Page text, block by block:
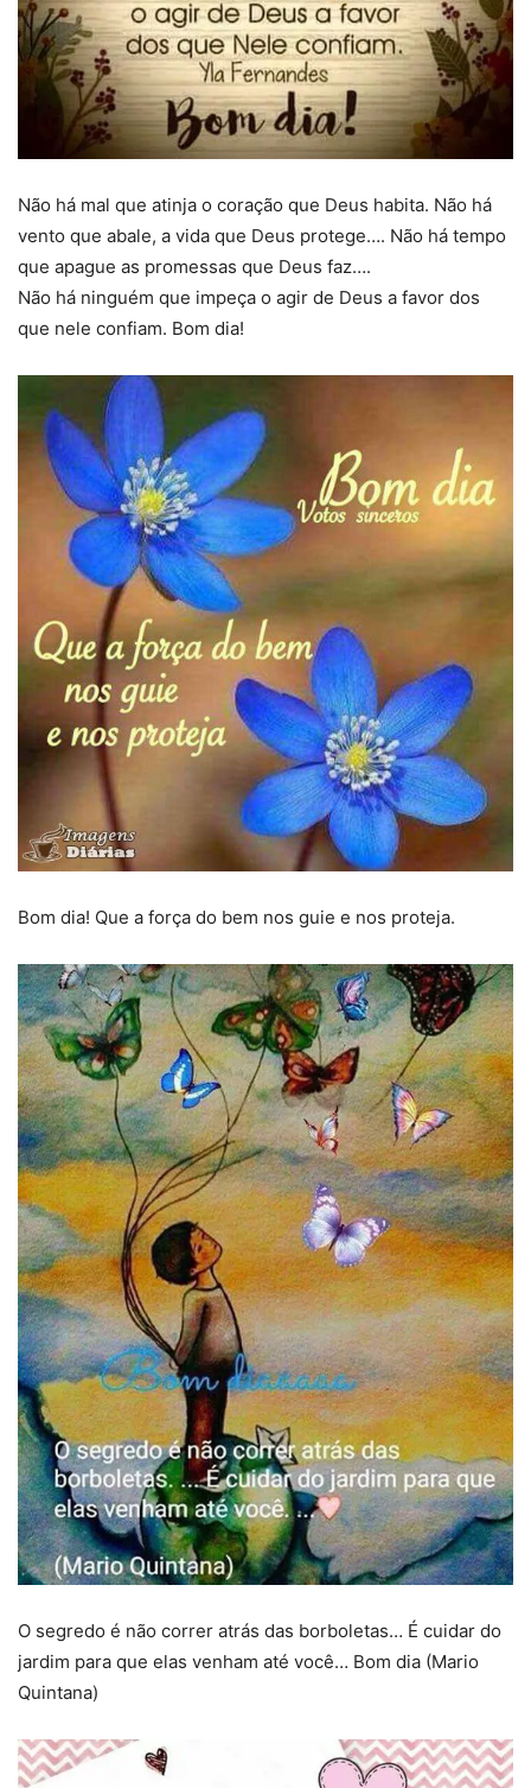
Não há mal que atinja o coração que Deus habita. Não há
vento que abale, a vida que Deus protege…. Não há tempo
que apague as promessas que Deus faz….
Não há ninguém que impeça o agir de Deus a favor dos
que nele confiam. Bom dia!
Bom dia! Que a força do bem nos guie e nos proteja.
O segredo é não correr atrás das borboletas… É cuidar do
jardim para que elas venham até você… Bom dia (Mario
Quintana)